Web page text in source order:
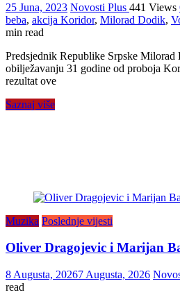
25 Juna, 2023 Novosti Plus 441 Views
beba, akcija Koridor, Milorad Dodik,
min read
Predsjednik Republike Srpske Milorad
obilježavanju 31 godine od proboja
rezultat ove
Saznaj više
Muzika Poslednje vijesti
Oliver Dragojevic i Marijan
8 Augusta, 20267 Augusta, 2026
read